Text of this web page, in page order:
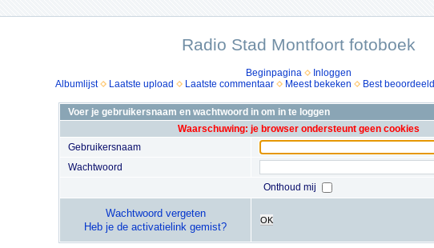
Radio Stad Montfoort fotoboek
Beginpagina
Inloggen
Albumlijst
Laatste upload Laatste commentaar Meest bekeken Best beoordeeld
Voer je gebruikersnaam en wachtwoord in om in te loggen
Waarschuwing: je browser ondersteunt geen cookies
Gebruikersnaam
Wachtwoord
Onthoud mij
Wachtwoord vergeten
Heb je de activatielink gemist?
OK